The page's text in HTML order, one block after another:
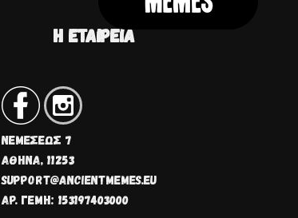
Η ΕΤΑΙΡΕΊΑ
ΝΕΜΈΣΕΩΣ 7
ΑΘΗΝΑ, 11253
SUPPORT@ANCIENTMEMES.EU
ΑΡ. ΓΕΜΗ: 153197403000